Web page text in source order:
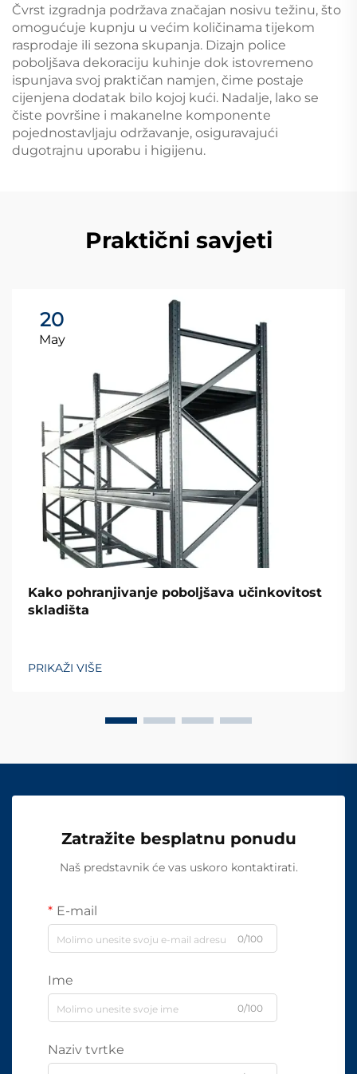
Čvrst izgradnja podržava značajan nosivu težinu, što
omogućuje kupnju u većim količinama tijekom
rasprodaje ili sezona skupanja. Dizajn police
poboljšava dekoraciju kuhinje dok istovremeno
ispunjava svoj praktičan namjen, čime postaje
cijenjena dodatak bilo kojoj kući. Nadalje, lako se
čiste površine i makanelne komponente
pojednostavljaju održavanje, osiguravajući
dugotrajnu uporabu i higijenu.
Praktični savjeti
20
May
Kako pohranjivanje poboljšava učinkovitost
skladišta
PRIKAŽI VIŠE
Zatražite besplatnu ponudu
Naš predstavnik će vas uskoro kontaktirati.
E-mail
0/100
Ime
0/100
Naziv tvrtke